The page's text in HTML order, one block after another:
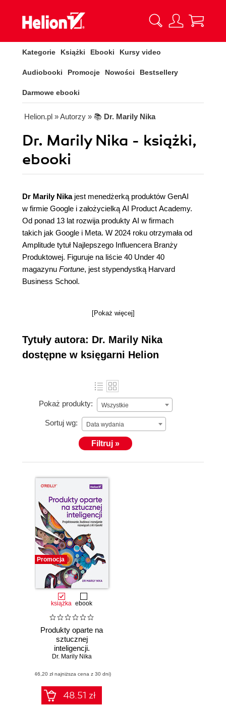
Kategorie Książki Ebooki Kursy video
Audiobooki Promocje Nowości Bestsellery
Darmowe ebooki
Helion.pl » Autorzy » 📚 Dr. Marily Nika
Dr. Marily Nika - książki,
ebooki
Dr Marily Nikajest menedżerką produktów GenAI
w firmie Google i założycielką AI Product Academy.
Od ponad 13 lat rozwija produkty AI w firmach
takich jak Google i Meta. W 2024 roku otrzymała od
Amplitude tytuł Najlepszego Influencera Branży
Produktowej. Figuruje na liście 40 Under 40
magazynu Fortune, jest stypendystką Harvard
Business School.
[Pokaż więcej]
Tytuły autora: Dr. Marily Nika
dostępne w księgarni Helion
Pokaż produkty: Wszystkie
Sortuj wg: Data wydania
Filtruj »
Promocja
książka ebook
Produkty oparte na
sztucznej
inteligencji.
Projektowanie,
rozwijanie
rozwiązań z AI i
GenAI
Dr. Marily Nika
(46,20 zł najniższa cena z 30 dni)
48.51 zł